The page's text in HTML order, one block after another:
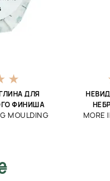
ДЛЯ
ФИНИША
MOULDING
MORE